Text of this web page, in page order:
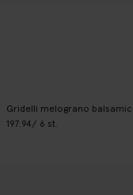
Gridelli melograno
197.94/ 6 st.